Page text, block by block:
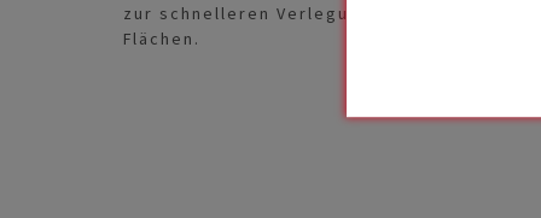
zur schnelleren Verlegung auf größeren
Flächen.